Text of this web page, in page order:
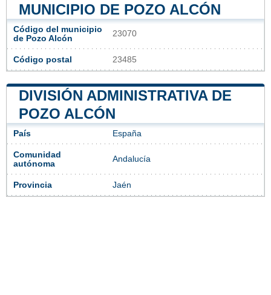
MUNICIPIO DE POZO ALCÓN
Código del municipio
de Pozo Alcón
23070
Código postal 23485
DIVISIÓN ADMINISTRATIVA DE
POZO ALCÓN
País España
Comunidad
autónoma
Andalucía
Provincia Jaén